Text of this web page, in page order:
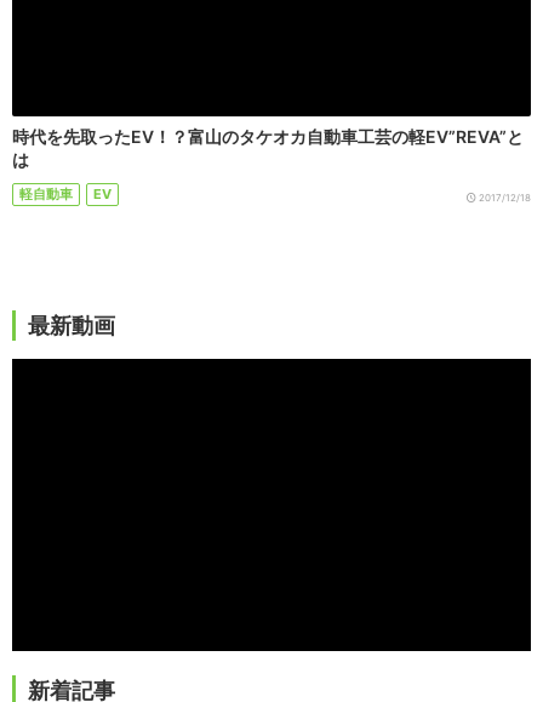
時代を先取ったEV！？富山のタケオカ自動車工芸の軽EV”REVA”と
は
軽自動車 EV 2017/12/18
最新動画
新着記事